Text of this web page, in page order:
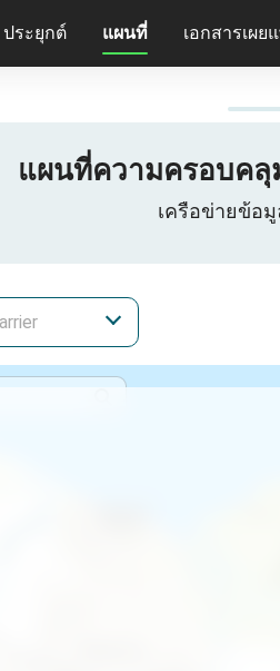
ระยุกต์ แผนที่ เอกสารเผย
แผนที่ความครอบคลุ
เครือข่ายข้อมู